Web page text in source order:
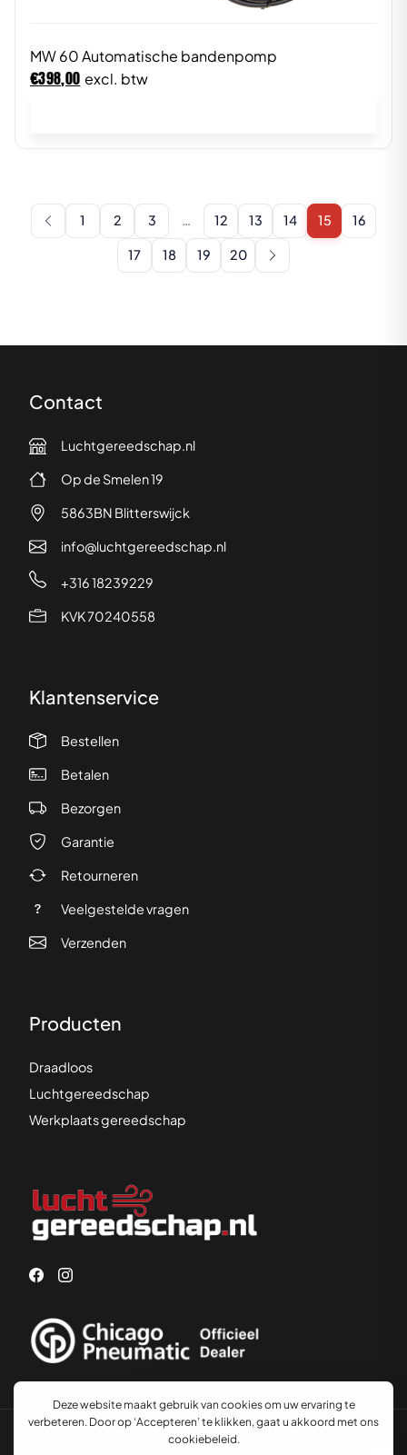
MW 60 Automatische bandenpomp
€398,00 excl. btw
1 2 3 … 12 13 14 15 16
17 18 19 20
Contact
Luchtgereedschap.nl
Op de Smelen 19
5863BN Blitterswijck
info@luchtgereedschap.nl
+316 18239229
KVK 70240558
Klantenservice
Bestellen
Betalen
Bezorgen
Garantie
Retourneren
Veelgestelde vragen
Verzenden
Producten
Draadloos
Luchtgereedschap
Werkplaats gereedschap
© 2026 Luchtgereedschap.nl
Advies nodig?